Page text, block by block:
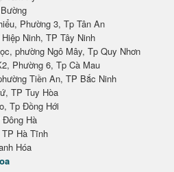
Phường 3, Tp Tân An
Ninh, TP Tây Ninh
phường Ngô Mây, Tp Quy Nhơn
Phường 6, Tp Cà Mau
Tiền An, TP Bắc Ninh
TP Tuy Hòa
Tp Đồng Hới
Đông Hà
Hà Tĩnh
Hóa